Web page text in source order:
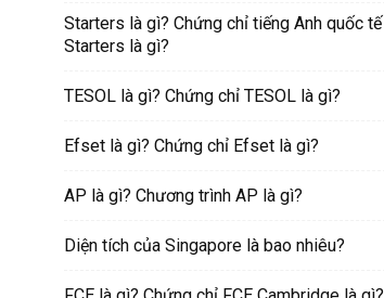
Starters là gì? Chứng chỉ tiếng Anh quốc tế
Starters là gì?
TESOL là gì? Chứng chỉ TESOL là gì?
Efset là gì? Chứng chỉ Efset là gì?
AP là gì? Chương trình AP là gì?
Diện tích của Singapore là bao nhiêu?